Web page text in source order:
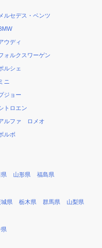
ルセデス・ベンツ
ウディ
ォルクスワーゲン
ルシェ
ミニ
ジョー
トロエン
ルファ ロメオ
ルボ
山形県 福島県
県 栃木県 群馬県 山梨県